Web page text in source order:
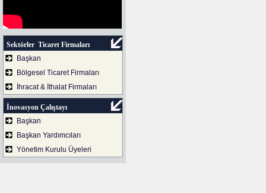
Sektörler Ticaret Firmaları
Başkan
Bölgesel Ticaret Firmaları
İhracat & İthalat Firmaları
İnovasyon Çalıştayı
Başkan
Başkan Yardımcıları
Yönetim Kurulu Üyeleri